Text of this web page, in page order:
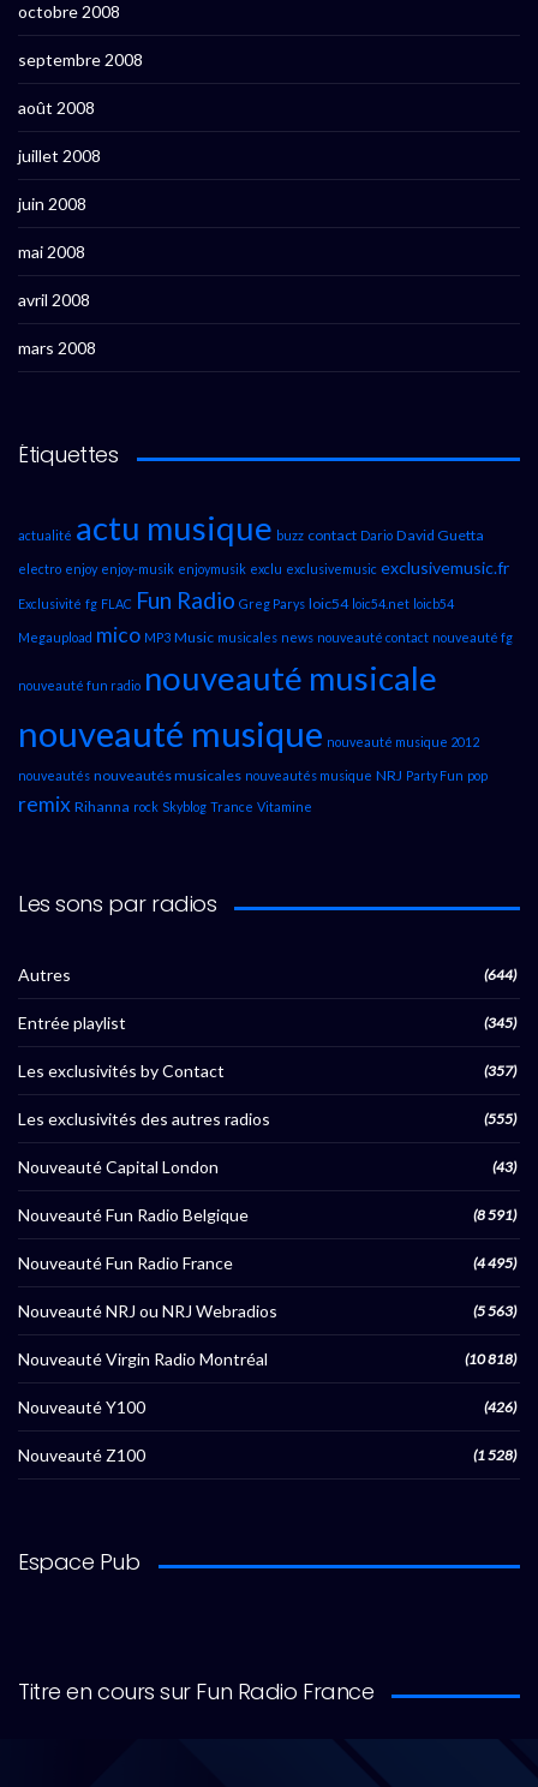
octobre 2008
septembre 2008
août 2008
juillet 2008
juin 2008
mai 2008
avril 2008
mars 2008
Étiquettes
actualité actu musique buzz contact Dario David Guetta
electro enjoy enjoy-musik enjoymusik exclu exclusivemusic exclusivemusic.fr
Exclusivité fg FLAC Fun Radio Greg Parys loic54 loic54.net loicb54
Megaupload mico MP3 Music musicales news nouveauté contact nouveauté fg
nouveauté fun radio nouveauté musicale
nouveauté musique nouveauté musique 2012
nouveautés nouveautés musicales nouveautés musique NRJ Party Fun pop
remix Rihanna rock Skyblog Trance Vitamine
Les sons par radios
Autres (644)
Entrée playlist (345)
Les exclusivités by Contact (357)
Les exclusivités des autres radios (555)
Nouveauté Capital London (43)
Nouveauté Fun Radio Belgique (8 591)
Nouveauté Fun Radio France (4 495)
Nouveauté NRJ ou NRJ Webradios (5 563)
Nouveauté Virgin Radio Montréal (10 818)
Nouveauté Y100 (426)
Nouveauté Z100 (1 528)
Espace Pub
Titre en cours sur Fun Radio France